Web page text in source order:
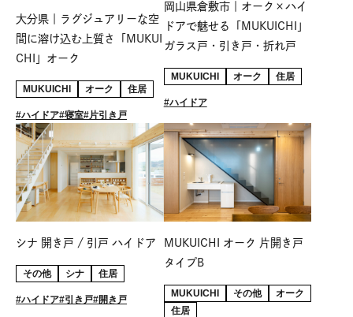
大分県｜ラグジュアリーな空
間に溶け込む上質さ「MUKUI
CHI」オーク
MUKUICHI オーク 住居
ハイドア 寝室 片引き戸
岡山県倉敷市｜オーク×ハイ
ドアで魅せる「MUKUICHI」
ガラス戸・引き戸・折れ戸
MUKUICHI オーク 住居
ハイドア
シナ 開き戸 / 引戸 ハイドア
その他 シナ 住居
ハイドア 引き戸 開き戸
MUKUICHI オーク 片開き戸
タイプB
MUKUICHI その他
オーク
住居